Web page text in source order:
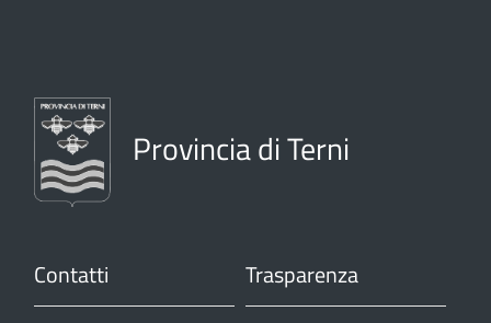
Provincia di Terni
Contatti Trasparenza